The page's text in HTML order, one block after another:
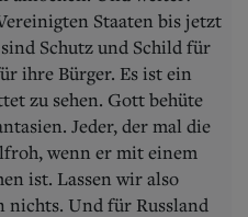
Staaten bis jetzt
Schutz und Schild für
ihre Bürger. Es ist ein
zu sehen. Gott behüte
Jeder, der mal die
wenn er mit einem
ist. Lassen wir also
nichts. Und für Russland